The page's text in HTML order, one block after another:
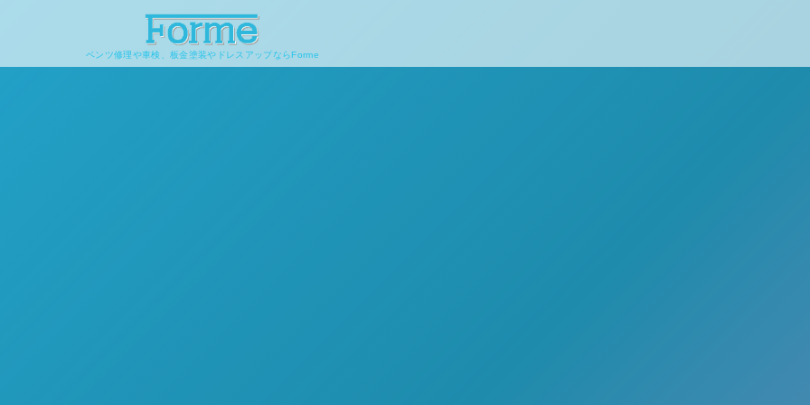
ベンツ修理や車検、板金塗装やドレスアップならForme